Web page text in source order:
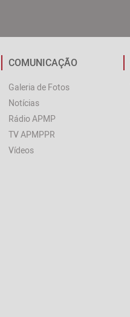
COMUNICAÇÃO
Galeria de Fotos
Notícias
Rádio APMP
TV APMPPR
Vídeos